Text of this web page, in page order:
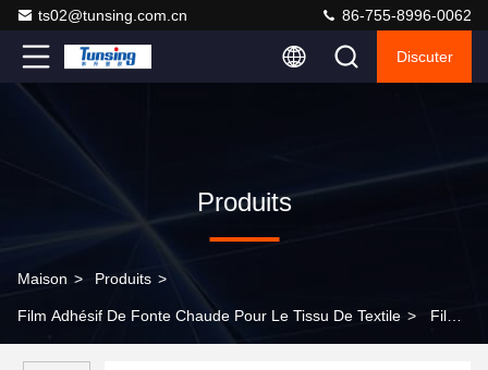
ts02@tunsing.com.cn 86-755-8996-0062
Discuter
Produits
Maison > Produits >
Film Adhésif De Fonte Chaude Pour Le Tissu De Textile > Films